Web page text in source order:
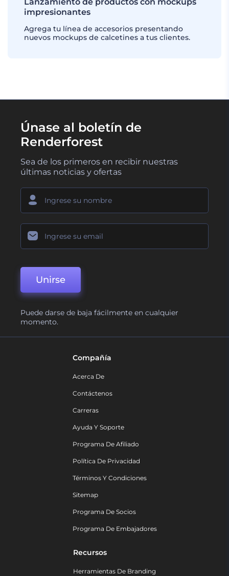
impresionantes
Agrega tu línea de accesorios presentando
nuevos mockups de calcetines a tus clientes.
Únase al boletín de
Renderforest
Sea de los primeros en recibir nuestras
últimas noticias y ofertas
Unirse
Puede darse de baja fácilmente en cualquier
momento.
Compañía
Acerca De
Contáctenos
Carreras
Ayuda Y Soporte
Programa De Afiliado
Política De Privacidad
Términos Y Condiciones
Sitemap
Programa De Socios
Programa De Embajadores
Recursos
Herramientas De Branding